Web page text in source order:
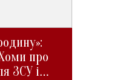
про
ЗСУ і